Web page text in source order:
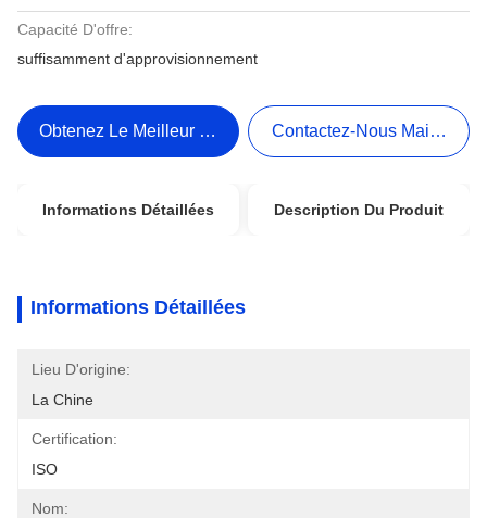
Capacité D'offre:
suffisamment d'approvisionnement
Obtenez Le Meilleur Prix Contactez-Nous Maintenant
Informations Détaillées Description Du Produit
Informations Détaillées
Lieu D'origine:
La Chine
Certification:
ISO
Nom: